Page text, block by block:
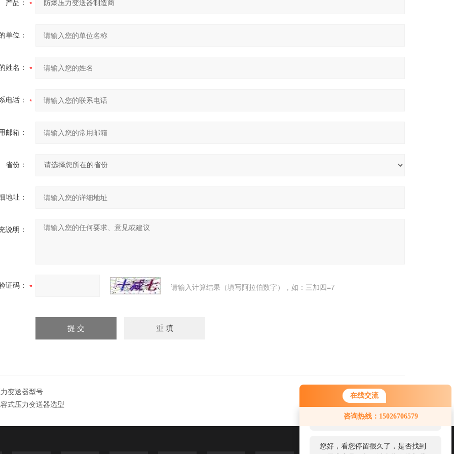
在线交流
咨询热线：15026706579
您好！欢迎前来咨询，很高兴为您
服务，请问您要咨询什么问题呢？
您好，看您停留很久了，是否找到
产品：
单位：
姓名：
电话：
邮箱：
省份：
地址：
说明：
证码： 请输入计算结果（填写阿拉伯数字），如：三加四=7
变送器型号
式压力变送器选型